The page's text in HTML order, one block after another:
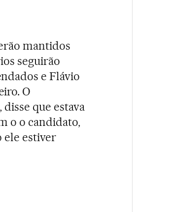
mantidos
seguirão
e Flávio
O
que estava
o o candidato,
ele estiver